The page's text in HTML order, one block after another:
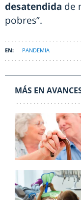
desatendida de
pobres”.
PANDEMIA
MÁS EN